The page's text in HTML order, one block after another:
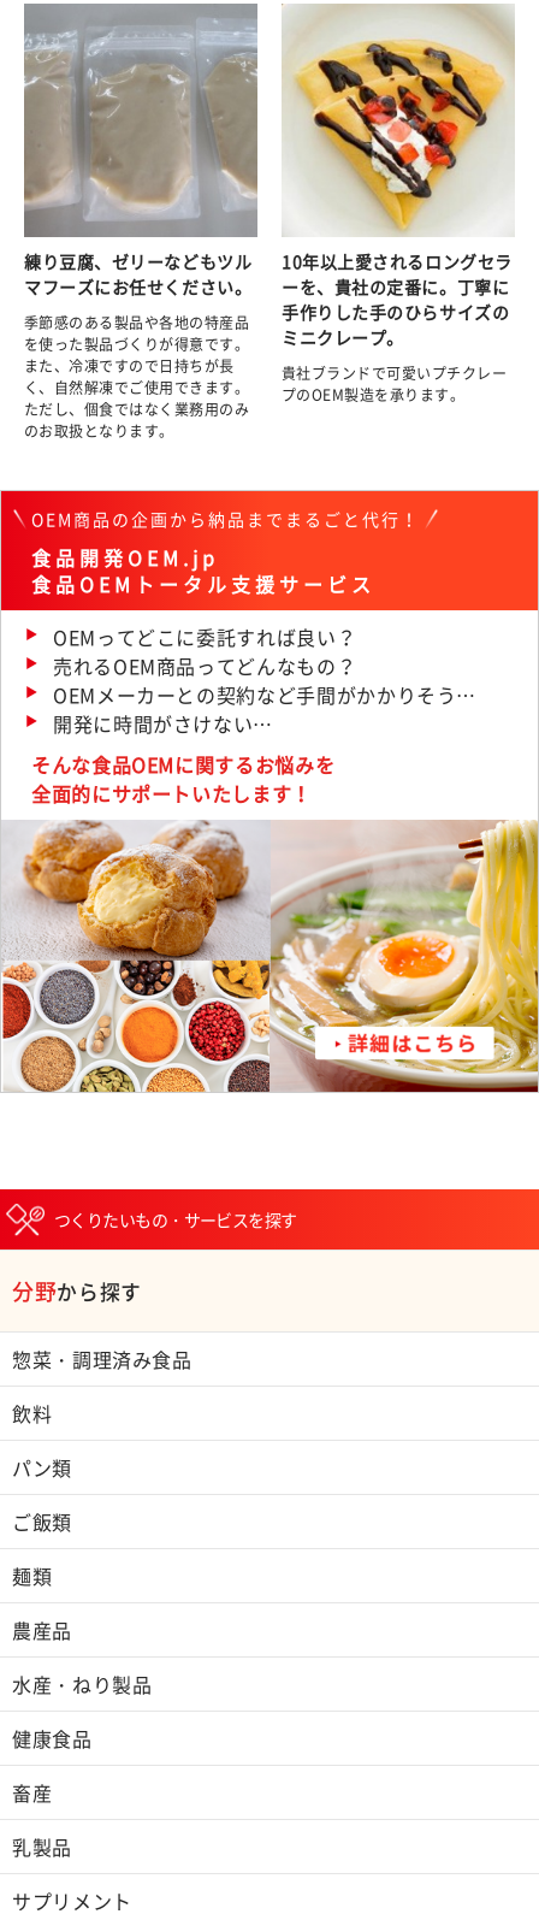
つくりたいもの・サービスを探す
分野から探す
惣菜・調理済み食品
飲料
パン類
ご飯類
麺類
農産品
水産・ねり製品
健康食品
畜産
乳製品
サプリメント
練り豆腐、ゼリーなどもツル
マフーズにお任せください。
季節感のある製品や各地の特産品
を使った製品づくりが得意です。
また、冷凍ですので日持ちが長
く、自然解凍でご使用できます。
ただし、個食ではなく業務用のみ
のお取扱となります。
10年以上愛されるロングセラ
ーを、貴社の定番に。丁寧に
手作りした手のひらサイズの
ミニクレープ。
貴社ブランドで可愛いプチクレー
プのOEM製造を承ります。
OEM商品の企画から納品までまるごと代行！
食品開発OEM.jp
食品OEMトータル支援サービス
OEMってどこに委託すれば良い？
売れるOEM商品ってどんなもの？
OEMメーカーとの契約など手間がかかりそう…
開発に時間がさけない…
そんな食品OEMに関するお悩みを
全面的にサポートいたします！